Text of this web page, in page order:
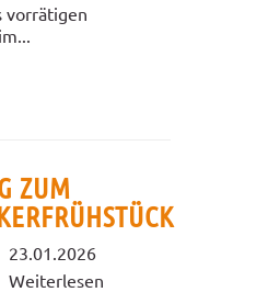
vorrätigen
ZUM
23.01.2026
Weiterlesen